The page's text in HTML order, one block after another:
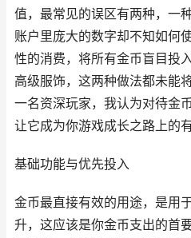
值，最常见的误区有两种，一
账户里庞大的数字却不知如何
性的消费，将所有金币盲目投
高级服饰，这两种做法都未能
一名资深玩家，我认为对待金
让它成为你游戏成长之路上的有
基础功能与优先投入
金币最直接有效的用途，是用
升，这应该是你金币支出的首